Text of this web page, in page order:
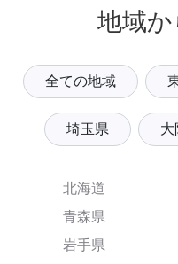
地域
全ての地域
埼玉県 大
北海道
青森県
岩手県